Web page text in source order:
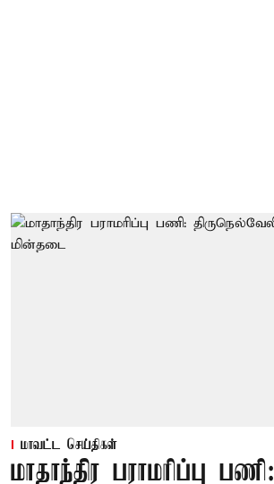
மாவட்ட செய்திகள்
மாதாந்திர பராமரிப்பு பணி: